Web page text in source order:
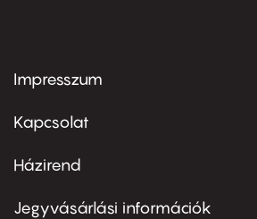
Footer
first
Impresszum
Kapcsolat
Footer
second
Házirend
Jegyvásárlási információk